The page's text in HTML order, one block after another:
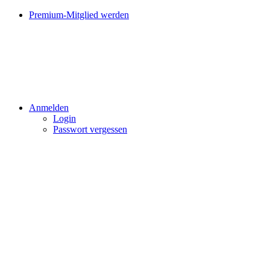
Premium-Mitglied werden
Anmelden
Login
Passwort vergessen